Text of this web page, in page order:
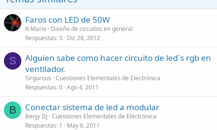
Faros con LED de 50W
R-Mario Diseño de circuitos en general
Respuestas 3 Dic 28, 2012
S
Alguien sabe como hacer circuito de led´s rgb en
ventilador.
Sirgurous Cuestiones Elementales de Electrónica
Respuestas 0 Ago 4, 2011
B Conectar sistema de led a modular
Benjy Dj Cuestiones Elementales de Electrónica
Respuestas 1 May 6, 2011